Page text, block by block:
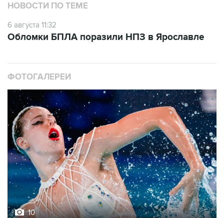
НОВОСТИ ПО ТЕМЕ
6 августа 11:32
Обломки БПЛА поразили НПЗ в Ярославле
ФОТОГАЛЕРЕИ
10